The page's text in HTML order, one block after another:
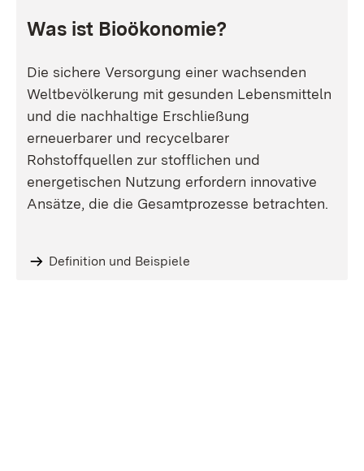
Was ist Bioökonomie?
Die sichere Versorgung einer wachsenden
Weltbevölkerung mit gesunden Lebensmitteln
und die nachhaltige Erschließung
erneuerbarer und recycelbarer
Rohstoffquellen zur stofflichen und
energetischen Nutzung erfordern innovative
Ansätze, die die Gesamtprozesse betrachten.
Definition und Beispiele